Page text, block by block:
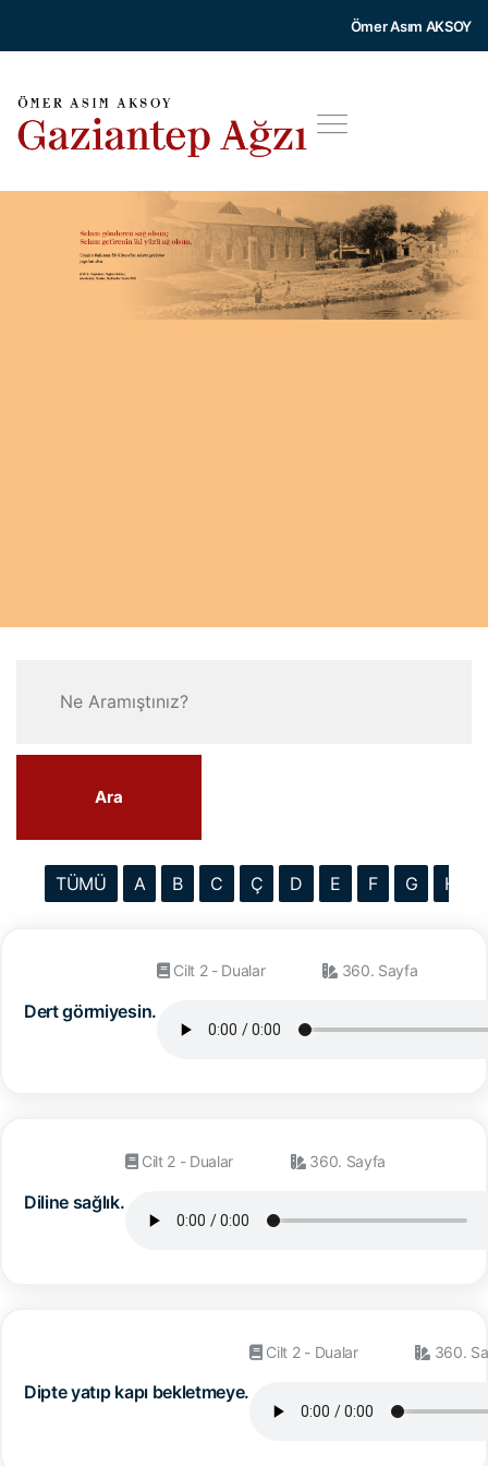
Ömer Asım AKSOY
Ara
TÜMÜ A B C Ç D E F G H
Dert görmiyesin.
Cilt 2 - Dualar 360. Sayfa
Diline sağlık.
Cilt 2 - Dualar 360. Sayfa
Dipte yatıp kapı bekletmeye.
Cilt 2 - Dualar 360.